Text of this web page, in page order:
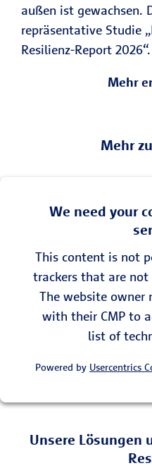
außen ist gewachsen.
repräsentative Studie
Resilienz-Report 2026“.
Mehr
Mehr
We need your
This content is not
trackers that are
The website owner
with their CMP to
list of
Powered by Usercentrics
Unsere Lösungen